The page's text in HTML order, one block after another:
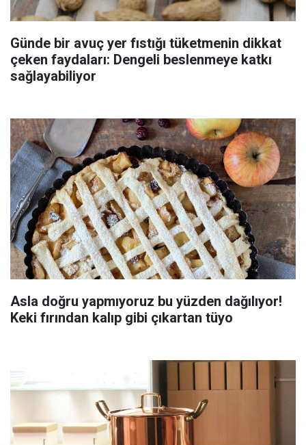
Günde bir avuç yer fıstığı tüketmenin dikkat
çeken faydaları: Dengeli beslenmeye katkı
sağlayabiliyor
Asla doğru yapmıyoruz bu yüzden dağılıyor!
Keki fırından kalıp gibi çıkartan tüyo